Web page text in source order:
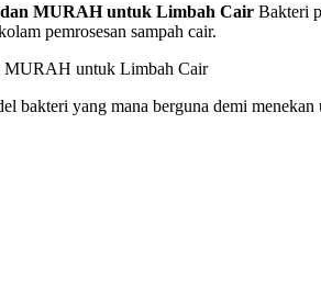
dan MURAH untuk Limbah Cair Bakteri
pemrosesan sampah cair.
yang mana berguna demi menekan